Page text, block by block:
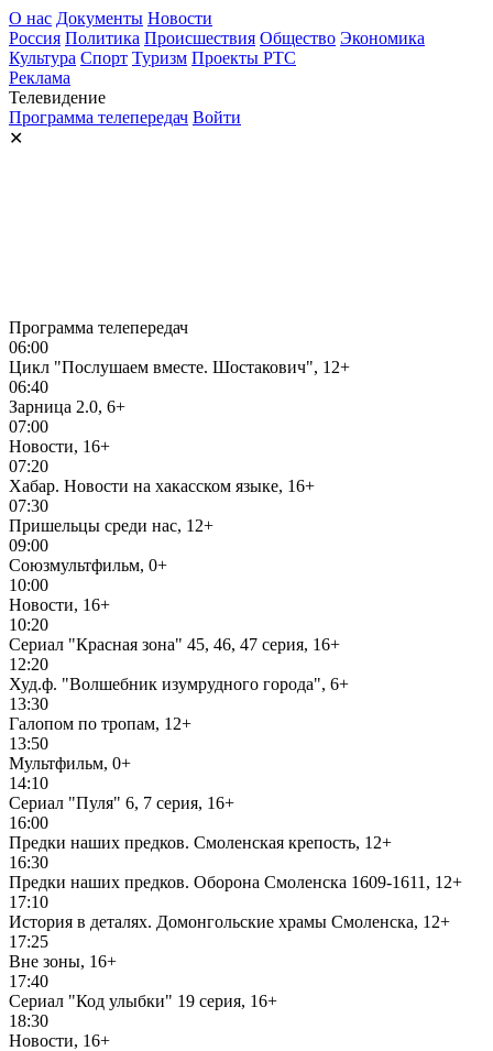
О нас Документы Новости
Россия Политика Происшествия Общество Экономика
Культура Спорт Туризм Проекты РТС
Реклама
Телевидение
Программа телепередач Войти
✕
Программа телепередач
06:00
Цикл "Послушаем вместе. Шостакович", 12+
06:40
Зарница 2.0, 6+
07:00
Новости, 16+
07:20
Хабар. Новости на хакасском языке, 16+
07:30
Пришельцы среди нас, 12+
09:00
Союзмультфильм, 0+
10:00
Новости, 16+
10:20
Сериал "Красная зона" 45, 46, 47 серия, 16+
12:20
Худ.ф. "Волшебник изумрудного города", 6+
13:30
Галопом по тропам, 12+
13:50
Мультфильм, 0+
14:10
Сериал "Пуля" 6, 7 серия, 16+
16:00
Предки наших предков. Смоленская крепость, 12+
16:30
Предки наших предков. Оборона Смоленска 1609-1611, 12+
17:10
История в деталях. Домонгольские храмы Смоленска, 12+
17:25
Вне зоны, 16+
17:40
Сериал "Код улыбки" 19 серия, 16+
18:30
Новости, 16+